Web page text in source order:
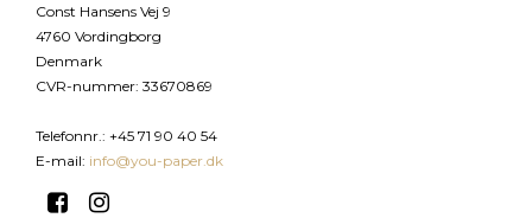
Const Hansens Vej 9
4760 Vordingborg
Denmark
CVR-nummer: 33670869
Telefonnr. : +45 71 90 40 54
E-mail: info@you-paper.dk